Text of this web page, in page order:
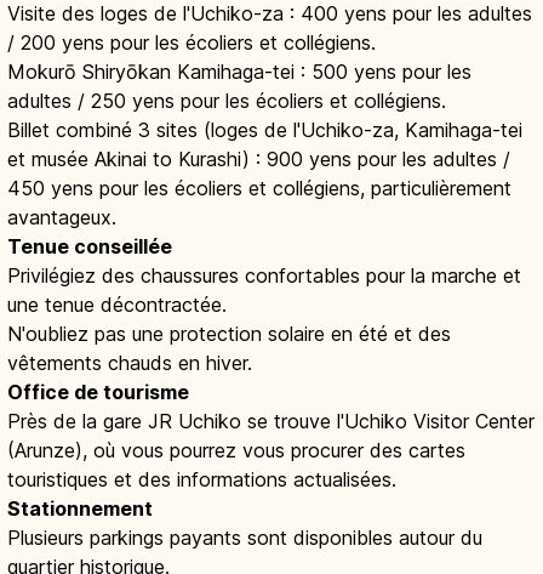
Visite des loges de l'Uchiko-za : 400 yens pour les adultes
/ 200 yens pour les écoliers et collégiens.
Mokurō Shiryōkan Kamihaga-tei : 500 yens pour les
adultes / 250 yens pour les écoliers et collégiens.
Billet combiné 3 sites (loges de l'Uchiko-za, Kamihaga-tei
et musée Akinai to Kurashi) : 900 yens pour les adultes /
450 yens pour les écoliers et collégiens, particulièrement
avantageux.
Tenue conseillée
Privilégiez des chaussures confortables pour la marche et
une tenue décontractée.
N'oubliez pas une protection solaire en été et des
vêtements chauds en hiver.
Office de tourisme
Près de la gare JR Uchiko se trouve l'Uchiko Visitor Center
(Arunze), où vous pourrez vous procurer des cartes
touristiques et des informations actualisées.
Stationnement
Plusieurs parkings payants sont disponibles autour du
quartier historique.